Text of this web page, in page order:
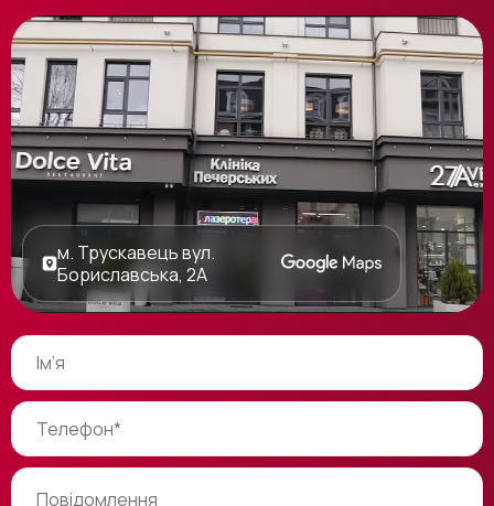
м. Трускавець вул.
Бориславська, 2А